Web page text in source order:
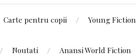
Carte pentru copii Young Fiction
Noutati Anansi World Fiction